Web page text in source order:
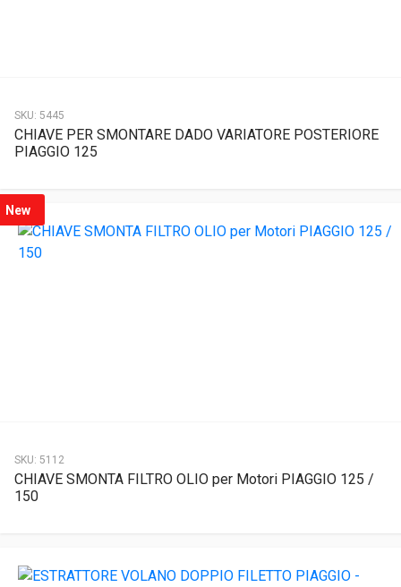
SKU: 5445
CHIAVE PER SMONTARE DADO VARIATORE POSTERIORE
PIAGGIO 125
New
SKU: 5112
CHIAVE SMONTA FILTRO OLIO per Motori PIAGGIO 125 /
150